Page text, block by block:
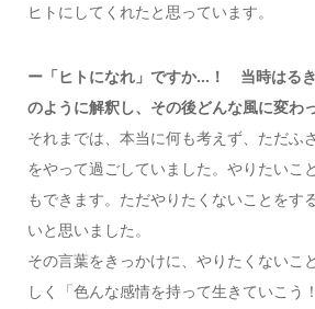
ヒトにしてくれたと思っています。
ー「ヒトになれ」ですか…！ 当時はる
のように解釈し、その後どんな風に変わ
それまでは、本当に何も考えず、ただふ
をやって過ごしていました。やりたいこ
もできます。ただやりたくないことをす
いと思いました。
その言葉をきっかけに、やりたくないこ
しく「色んな感情を持って生きていこう